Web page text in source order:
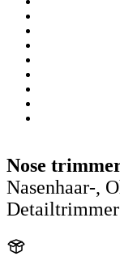
Nose
Nasenhaar-,
Detailtrimmer